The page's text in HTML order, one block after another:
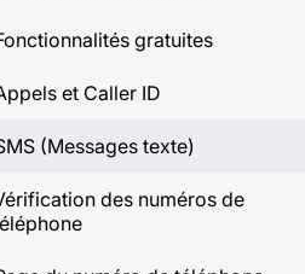
gratuites
et Caller ID
(Messages texte)
des numéros de